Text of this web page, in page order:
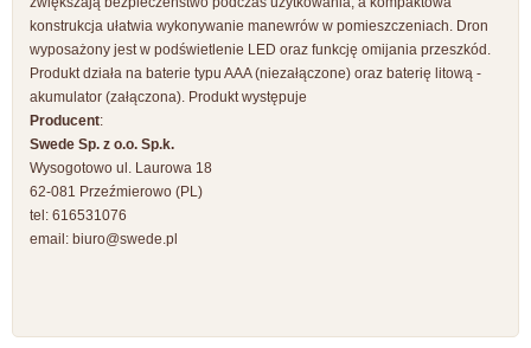
konstrukcja ułatwia wykonywanie manewrów w pomieszczeniach. Dron
wyposażony jest w podświetlenie LED oraz funkcję omijania przeszkód.
Produkt działa na baterie typu AAA (niezałączone) oraz baterię litową -
akumulator (załączona). Produkt występuje
Producent:
Swede Sp. z o.o. Sp.k.
Wysogotowo ul. Laurowa 18
62-081 Przeźmierowo (PL)
tel: 616531076
email: biuro@swede.pl